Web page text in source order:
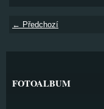
← Předchozí
FOTOALBUM